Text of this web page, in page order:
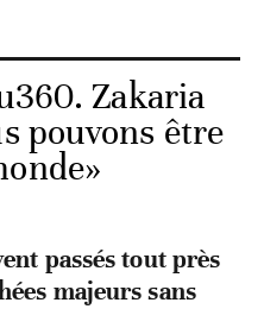
Zakaria
pouvons être
passés tout près
majeurs sans